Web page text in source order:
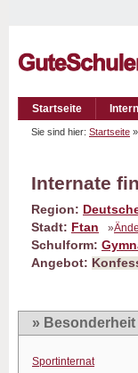
Startseite
Sie sind hier: Startseite »
Internate
Region:
Stadt: Ftan »
Schulform:
Angebot:
» Besonderheit
Sportinternat